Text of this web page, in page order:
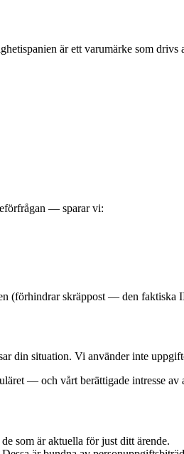
är ett varumärke som
— sparar vi:
(förhindrar skräppost — den faktiska
din situation. Vi använder inte
— och vårt berättigade intresse av
som är aktuella för just ditt ärende.